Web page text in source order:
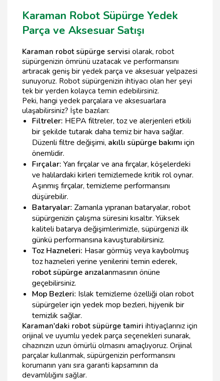
Karaman Robot Süpürge Yedek
Parça ve Aksesuar Satışı
Karaman robot süpürge servisi olarak, robot
süpürgenizin ömrünü uzatacak ve performansını
artıracak geniş bir yedek parça ve aksesuar yelpazesi
sunuyoruz. Robot süpürgenizin ihtiyacı olan her şeyi
tek bir yerden kolayca temin edebilirsiniz.
Peki, hangi yedek parçalara ve aksesuarlara
ulaşabilirsiniz? İşte bazıları:
Filtreler: HEPA filtreler, toz ve alerjenleri etkili
bir şekilde tutarak daha temiz bir hava sağlar.
Düzenli filtre değişimi, akıllı süpürge bakımı için
önemlidir.
Fırçalar: Yan fırçalar ve ana fırçalar, köşelerdeki
ve halılardaki kirleri temizlemede kritik rol oynar.
Aşınmış fırçalar, temizleme performansını
düşürebilir.
Bataryalar: Zamanla yıpranan bataryalar, robot
süpürgenizin çalışma süresini kısaltır. Yüksek
kaliteli batarya değişimlerimizle, süpürgenizi ilk
günkü performansına kavuşturabilirsiniz.
Toz Hazneleri: Hasar görmüş veya kaybolmuş
toz hazneleri yerine yenilerini temin ederek,
robot süpürge arızalanmasının önüne
geçebilirsiniz.
Mop Bezleri: Islak temizleme özelliği olan robot
süpürgeler için yedek mop bezleri, hijyenik bir
temizlik sağlar.
Karaman'daki robot süpürge tamiri ihtiyaçlarınız için
orijinal ve uyumlu yedek parça seçenekleri sunarak,
cihazınızın uzun ömürlü olmasını amaçlıyoruz. Orijinal
parçalar kullanmak, süpürgenizin performansını
korumanın yanı sıra garanti kapsamının da
devamlılığını sağlar.